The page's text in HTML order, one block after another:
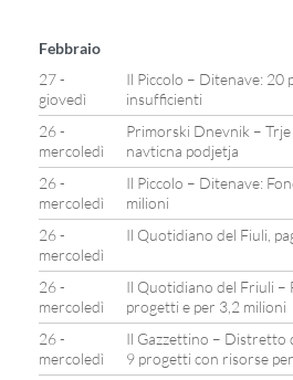
Febbraio
27 -
giovedì
Il Piccolo – Ditenave: 20
insufficienti
26 -
mercoledì
Primorski Dnevnik –
navticna podjetja
26 -
mercoledì
Il Piccolo – Ditenave:
milioni
26 -
mercoledì
Il Quotidiano del Fiuli,
26 -
mercoledì
Il Quotidiano del Friuli –
progetti e per 3,2 milioni
26 -
mercoledì
Il Gazzettino – Distretto
9 progetti con risorse